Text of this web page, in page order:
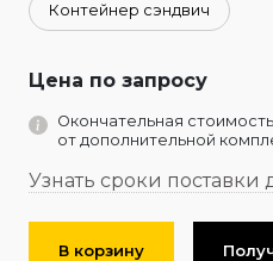
Контейнер сэндвич
Цена по запросу
Окончательная
от дополнительной
Узнать сроки поставки
В корзину